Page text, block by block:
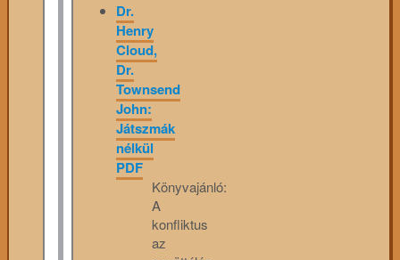
Dr.
Henry
Cloud,
Dr.
Townsend
John:
Játszmák
nélkül
PDF
Könyvajánló:
A
konfliktus
az